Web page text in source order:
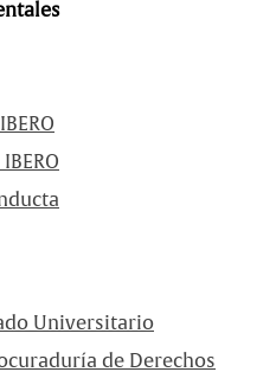
Universitario
de Derechos